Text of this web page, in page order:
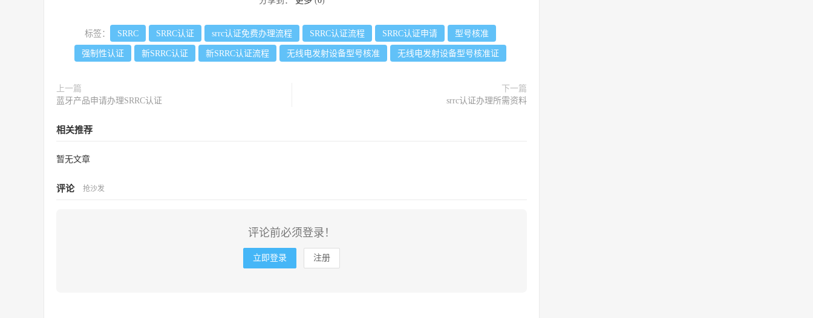
标签： SRRC SRRC认证 srrc认证免费办理流程 SRRC认证流程 SRRC认证申请 型号核准
强制性认证 新SRRC认证 新SRRC认证流程 无线电发射设备型号核准 无线电发射设备型号核准证
上一篇
蓝牙产品申请办理SRRC认证
下一篇
srrc认证办理所需资料
相关推荐
暂无文章
评论 抢沙发
评论前必须登录！
立即登录 注册